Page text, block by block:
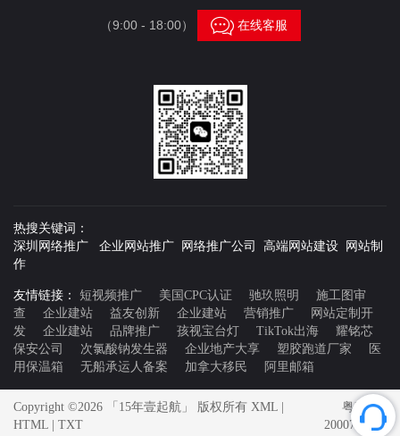
（9:00 - 18:00） 在线客服
热搜关键词：
深圳网络推广 企业网站推广 网络推广公司 高端网站建设 网站制
作
友情链接： 短视频推广 美国CPC认证 驰玖照明
施工图审
查
企业建站 益友创新 企业建站 营销推广
网站定制开
发
企业建站 品牌推广 孩视宝台灯 TikTok出海
耀铭芯
保安公司
次氯酸钠发生器 企业地产大享 塑胶跑道厂家
医
用保温箱
无船承运人备案 加拿大移民 阿里邮箱
Copyright ©2026 「15年壹起航」 版权所有 XML |
HTML | TXT
粤ICP备
20007592号